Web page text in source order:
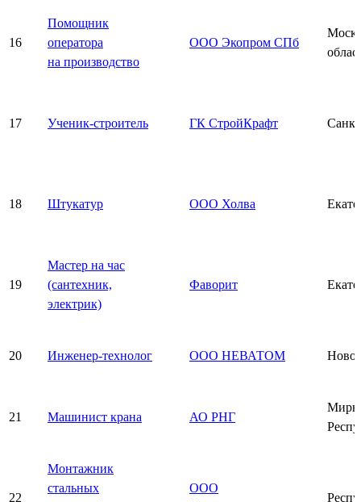
16
Помощник
оператора
на производство
ООО Экопром СПб
17 Ученик-строитель ГК СтройКрафт
18 Штукатур ООО Холва
19
Мастер на час
(сантехник,
электрик)
Фаворит
20 Инженер-технолог ООО НЕВАТОМ
21 Машинист крана АО РНГ
22
Монтажник
стальных
ООО